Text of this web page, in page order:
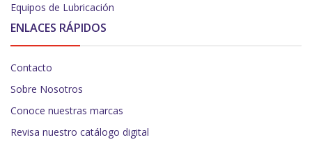
Equipos de Lubricación
ENLACES RÁPIDOS
Contacto
Sobre Nosotros
Conoce nuestras marcas
Revisa nuestro catálogo digital